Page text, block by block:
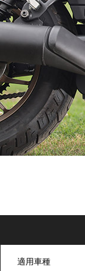
適用車種